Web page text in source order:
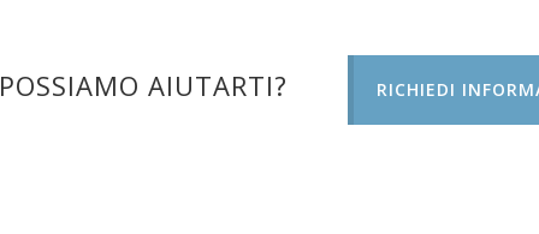
AIUTARTI? RICHIEDI